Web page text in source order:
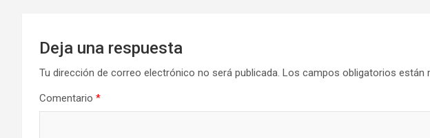
Deja una respuesta
Tu dirección de correo electrónico no será publicada. Los campos obligatorios están
Comentario *